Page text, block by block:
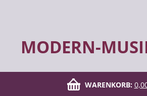
MODERN-
WARENKORB: